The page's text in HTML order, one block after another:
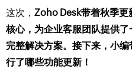
这次， Zoho Desk带着秋季更
核心，为企业客服团队提供
完整解决方案。接下来，小
行了哪些功能更新！